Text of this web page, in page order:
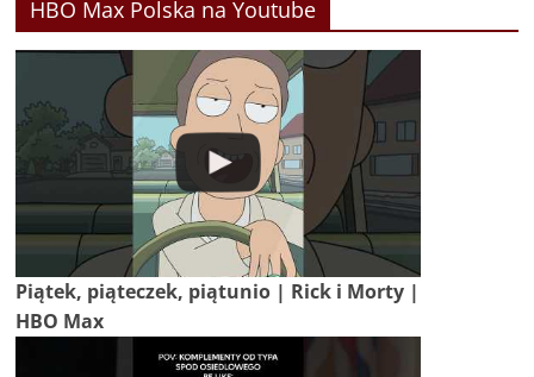
HBO Max Polska na Youtube
Piątek, piąteczek, piątunio | Rick i Morty |
HBO Max